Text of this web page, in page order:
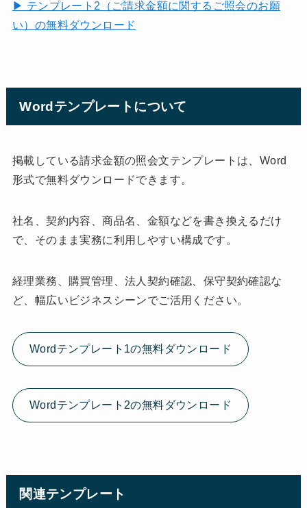
▶ テンプレート2（ご請求金額に関するご照会のお願
い）の無料ダウンロード
Wordテンプレートについて
掲載している請求金額の照会文テンプレートは、Word
形式で無料ダウンロードできます。
社名、契約内容、商品名、金額などを書き換えるだけ
で、そのまま実務に利用しやすい構成です。
経理業務、購買管理、法人契約確認、保守契約確認な
ど、幅広いビジネスシーンでご活用ください。
Wordテンプレート1の無料ダウンロード
Wordテンプレート2の無料ダウンロード
関連テンプレート